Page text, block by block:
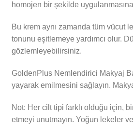
homojen bir şekilde uygulanmasına
Bu krem aynı zamanda tüm vücut
tonunu eşitlemeye yardımcı olur.
gözlemleyebilirsiniz.
GoldenPlus Nemlendirici Makyaj
yayarak emilmesini sağlayın.
Not: Her cilt tipi farklı olduğu için,
etmeyi unutmayın. Yoğun lekeler